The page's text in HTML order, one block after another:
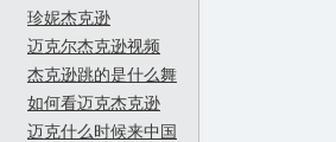
珍妮杰克逊
迈克尔杰克逊视频
杰克逊跳的是什么舞
如何看迈克杰克逊
迈克什么时候来中国